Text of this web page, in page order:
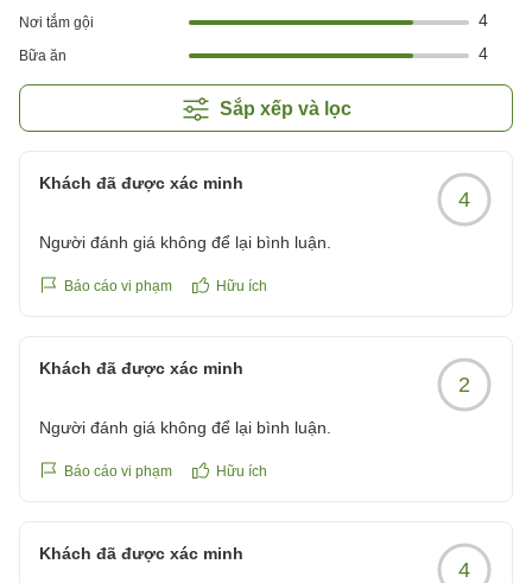
Nơi tắm gội 4
Bữa ăn 4
Sắp xếp và lọc
Khách đã được xác minh
4
Người đánh giá không để lại bình luận.
Báo cáo vi phạm Hữu ích
Khách đã được xác minh
2
Người đánh giá không để lại bình luận.
Báo cáo vi phạm Hữu ích
Khách đã được xác minh
4